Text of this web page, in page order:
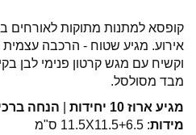
קופסא למתנות מתוקות לאורחים
וקשיח עם מגש קרטון פנימי לבן
מבד מסולסל.
מגיע ארוז 10 יחידות
הנחה ברכישת 100
מידות: 11.5X11.5+6.5 ס"מ